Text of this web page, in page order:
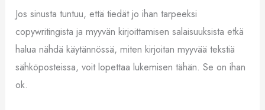
Jos sinusta tuntuu, että tiedät jo ihan tarpeeksi
copywritingista ja myyvän kirjoittamisen salaisuuksista etkä
halua nähdä käytännössä, miten kirjoitan myyvää tekstiä
sähköposteissa, voit lopettaa lukemisen tähän. Se on ihan
ok.